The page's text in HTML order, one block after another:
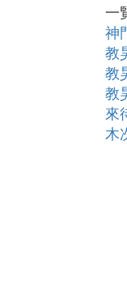
一
神
教
教
教
來
木